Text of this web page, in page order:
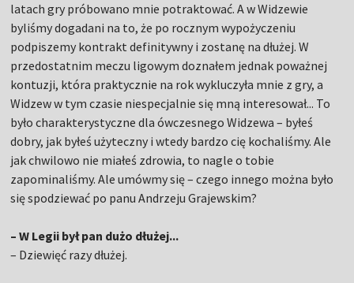
latach gry próbowano mnie potraktować. A w Widzewie
byliśmy dogadani na to, że po rocznym wypożyczeniu
podpiszemy kontrakt definitywny i zostanę na dłużej. W
przedostatnim meczu ligowym doznałem jednak poważnej
kontuzji, która praktycznie na rok wykluczyła mnie z gry, a
Widzew w tym czasie niespecjalnie się mną interesował... To
było charakterystyczne dla ówczesnego Widzewa – byłeś
dobry, jak byłeś użyteczny i wtedy bardzo cię kochaliśmy. Ale
jak chwilowo nie miałeś zdrowia, to nagle o tobie
zapominaliśmy. Ale umówmy się – czego innego można było
się spodziewać po panu Andrzeju Grajewskim?
– W Legii był pan dużo dłużej...
– Dziewięć razy dłużej.